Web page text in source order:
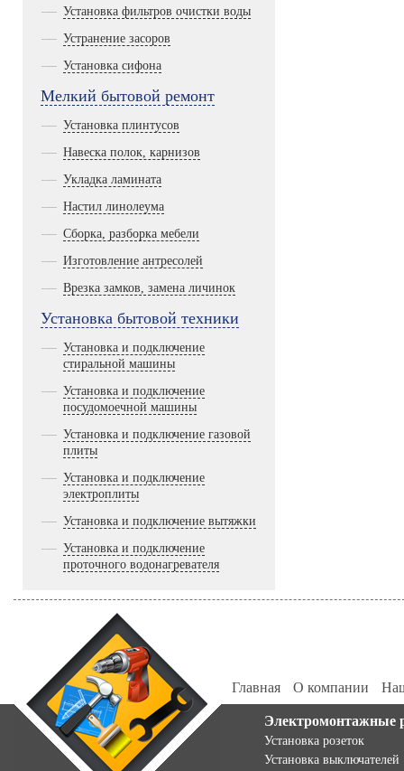
Установка фильтров очистки воды
Устранение засоров
Установка сифона
Мелкий бытовой ремонт
Установка плинтусов
Навеска полок, карнизов
Укладка ламината
Настил линолеума
Сборка, разборка мебели
Изготовление антресолей
Врезка замков, замена личинок
Установка бытовой техники
Установка и подключение
стиральной машины
Установка и подключение
посудомоечной машины
Установка и подключение газовой
плиты
Установка и подключение
электроплиты
Установка и подключение вытяжки
Установка и подключение
проточного водонагревателя
Главная О компании
Электромонтажные
Установка розеток
Установка выключателей